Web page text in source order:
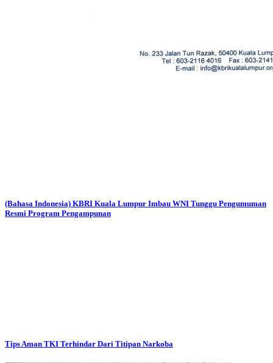
(Bahasa Indonesia) KBRI Kuala Lumpur Imbau WNI Tunggu Pengumuman
Resmi Program Pengampunan
Tips Aman TKI Terhindar Dari Titipan Narkoba